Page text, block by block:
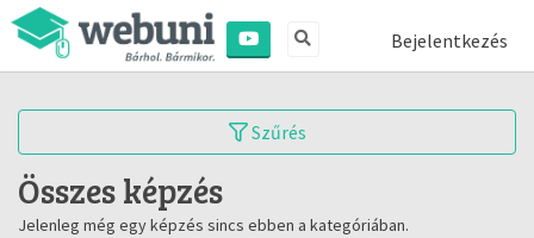
Bejelentkezés
Szűrés
Összes képzés
Jelenleg még egy képzés sincs ebben a kategóriában.